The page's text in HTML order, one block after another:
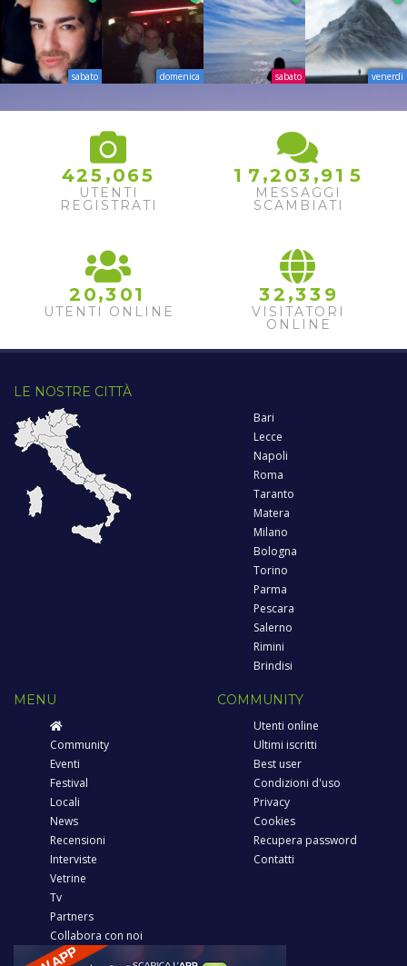
sabato domenica sabato venerdì
425 ,065
UTENTI
REGISTRATI
1 7 ,2 03 ,91 5
MESSAGGI
SCAMBIATI
2 0,3 01
UTENTI ONLINE
32 ,33 9
VISITATORI
ONLINE
LE NOSTRE CITTÀ
Bari
Lecce
Napoli
Roma
Taranto
Matera
Milano
Bologna
Torino
Parma
Pescara
Salerno
Rimini
Brindisi
MENU
Community
Eventi
Festival
Locali
News
Recensioni
Interviste
Vetrine
Tv
Partners
Collabora con noi
COMMUNITY
Utenti online
Ultimi iscritti
Best user
Condizioni d'uso
Privacy
Cookies
Recupera password
Contatti